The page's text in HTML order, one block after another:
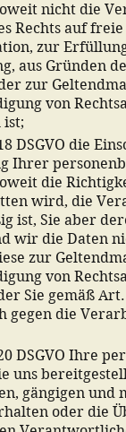
nicht die
Rechts auf
zur
aus Gründen
zur
von
DSGVO die
Ihrer
die
wird, die
ist, Sie aber
wir die Daten
zur
von
Sie gemäß Art.
gegen die
DSGVO Ihre
uns
gängigen und
oder die